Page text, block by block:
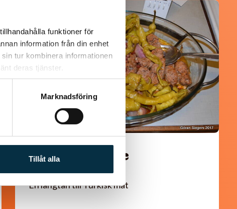
funktioner för
information från din enhet
tur kombinera informationen
deras tjänster.
Marknadsföring
Tillåt alla
Turkisk köfte
En längtan till Turkisk mat